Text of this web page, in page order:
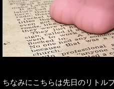
ちなみにこちらは先日のリトル